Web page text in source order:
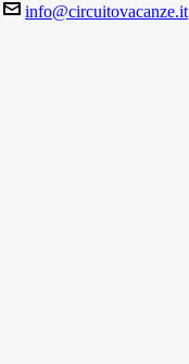
info@circuitovacanze.it